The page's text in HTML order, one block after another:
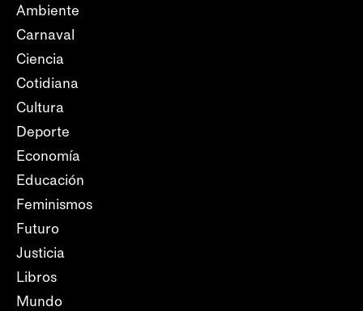
Ambiente
Carnaval
Ciencia
Cotidiana
Cultura
Deporte
Economía
Educación
Feminismos
Futuro
Justicia
Libros
Mundo